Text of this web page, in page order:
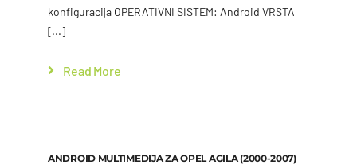
konfiguracija OPERATIVNI SISTEM: Android VRSTA
[...]
Read More
ANDROID MULTIMEDIJA ZA OPEL AGILA (2000-2007)